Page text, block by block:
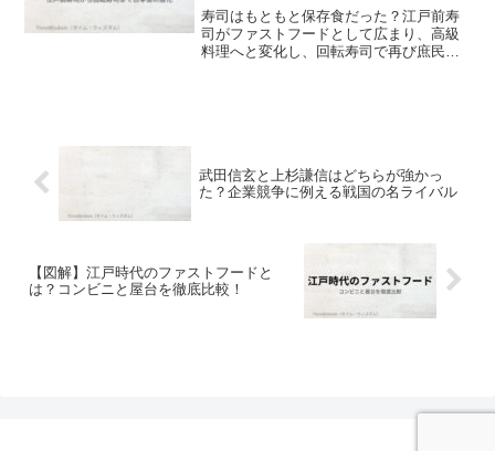
寿司はもともと保存食だった？江戸前寿
司がファストフードとして広まり、高級
料理へと変化し、回転寿司で再び庶民の
武田信玄と上杉謙信はどちらが強かっ
た？企業競争に例える戦国の名ライバル
【図解】江戸時代のファストフードと
は？コンビニと屋台を徹底比較！